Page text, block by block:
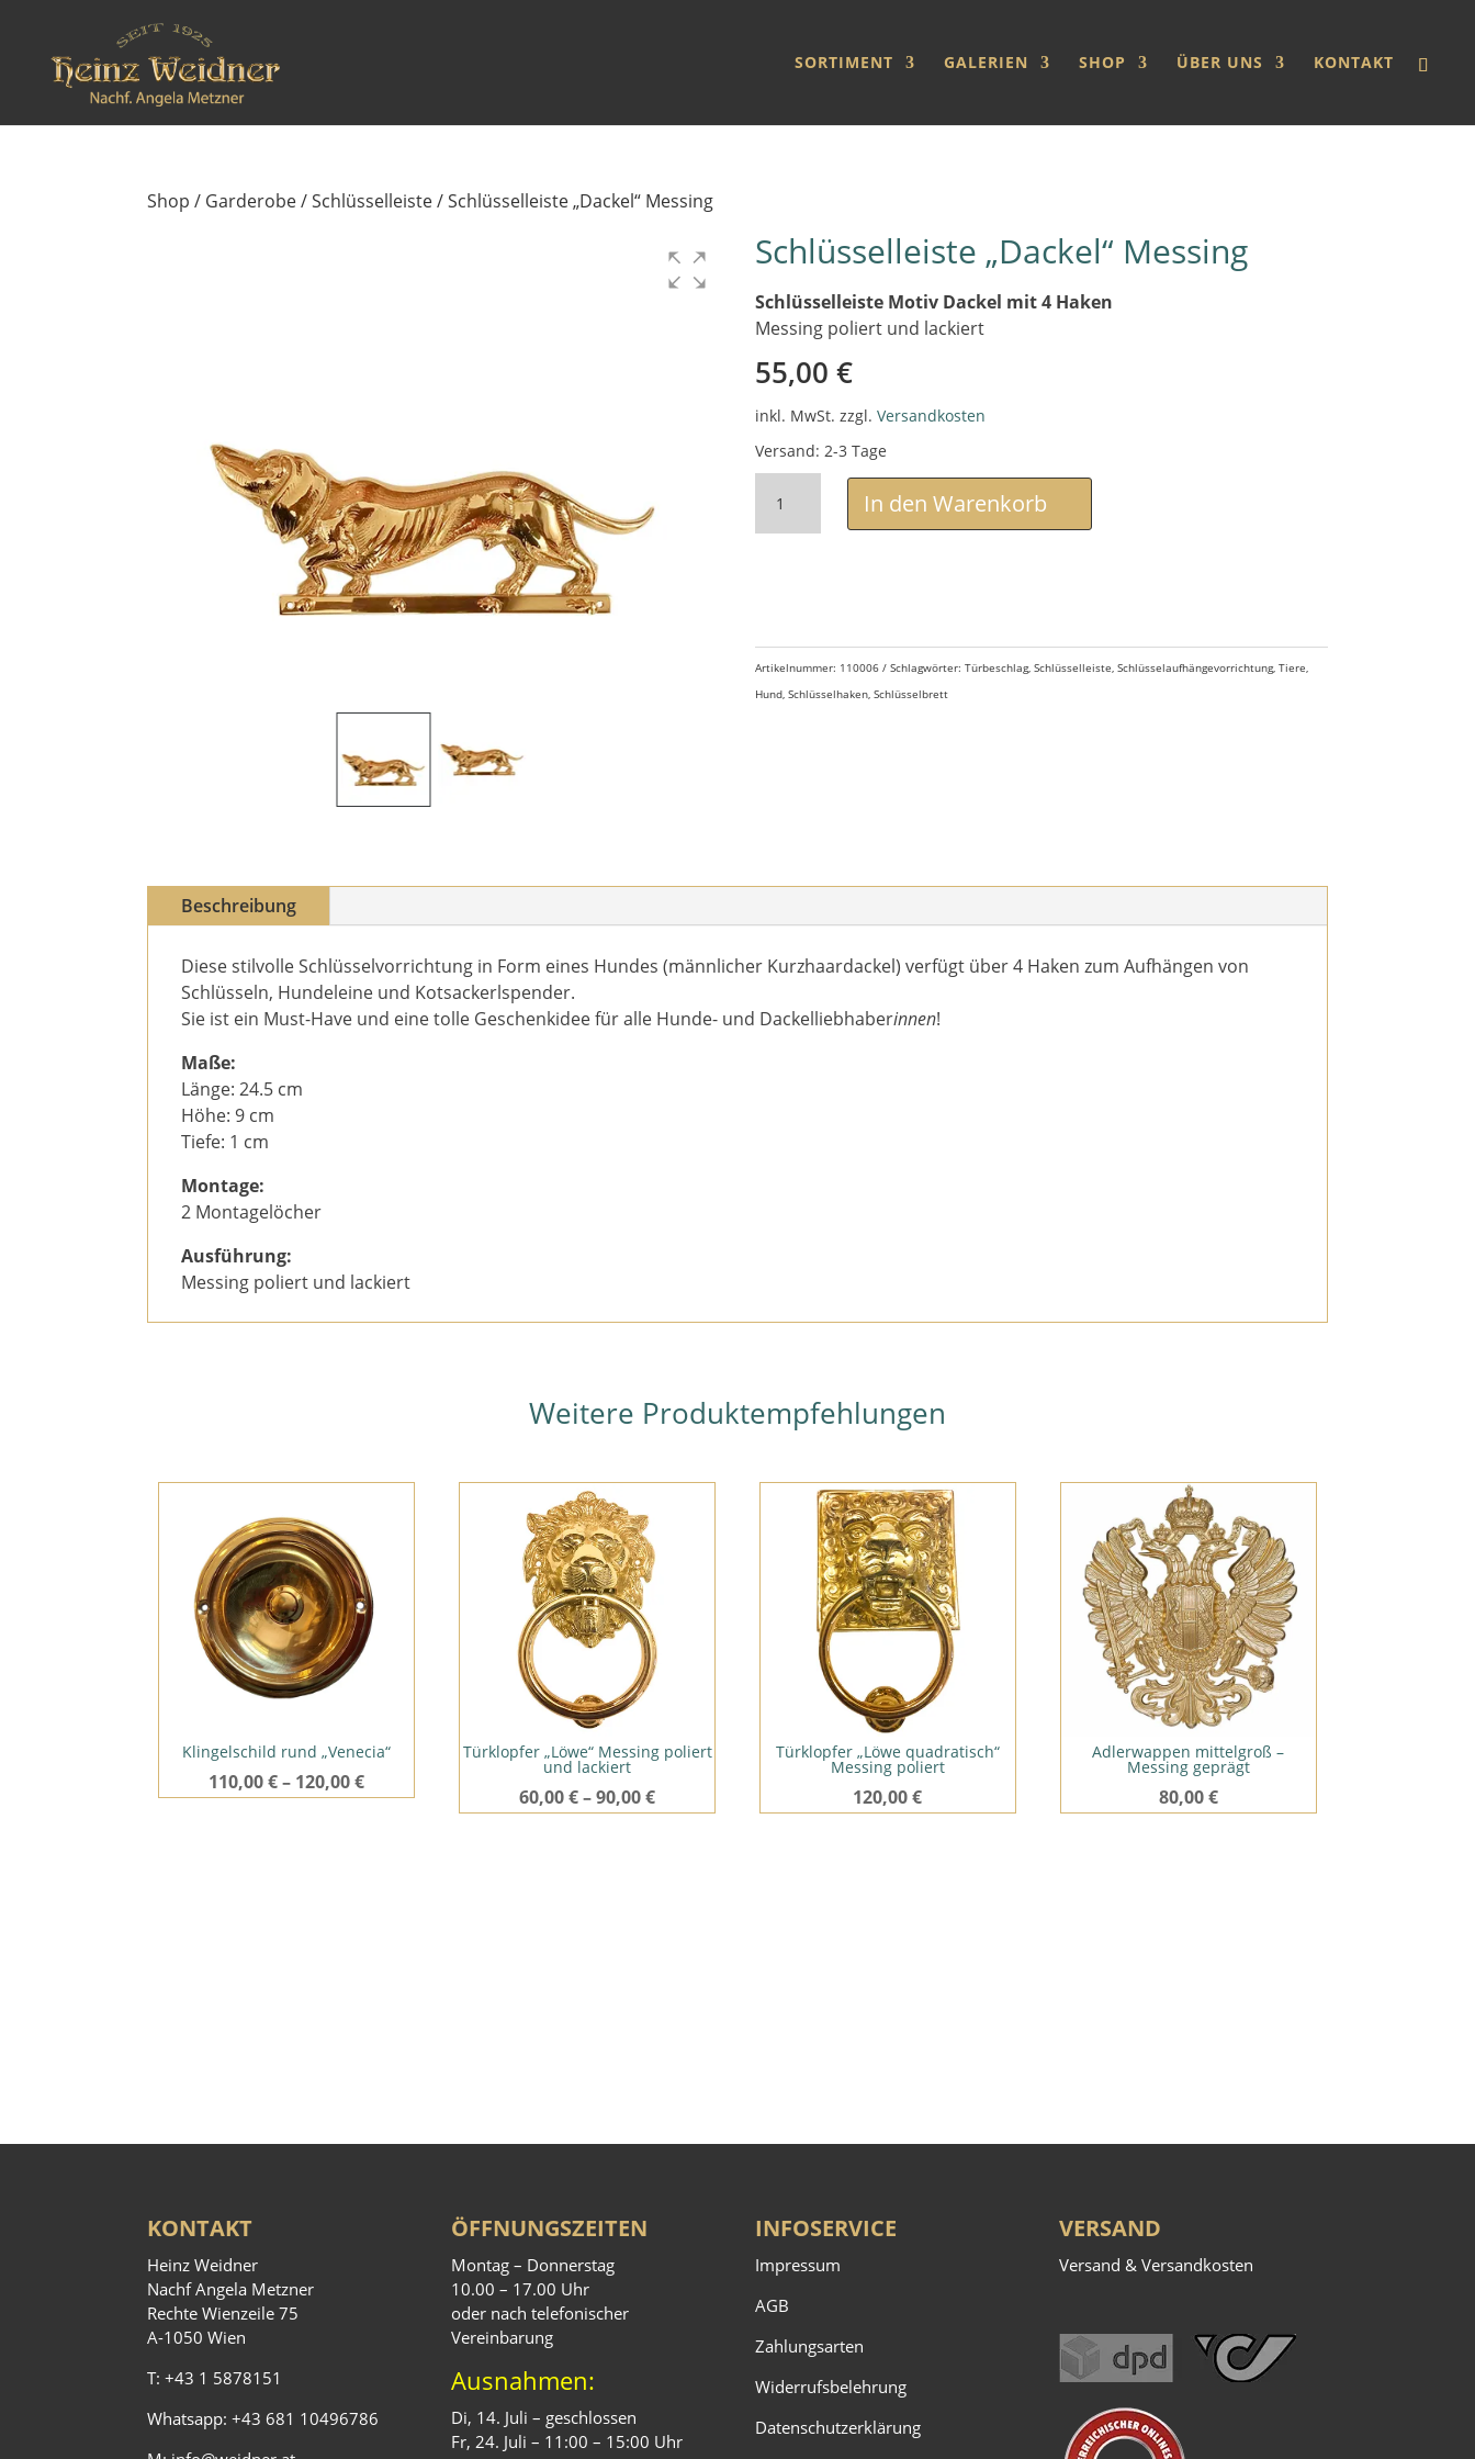
SORTIMENT GALERIEN SHOP ÜBER UNS KONTAKT
Shop / Garderobe/Schlüsselleiste/ Schlüsselleiste „Dackel“ Messing
Schlüsselleiste „Dackel“ Messing
Schlüsselleiste Motiv Dackel mit 4 Haken
Messing poliert und lackiert
55,00€
inkl. MwSt. zzgl.Versandkosten
Versand: 2-3 Tage
Schlüsselleiste
Messing In den Warenkorb
Artikelnummer: 110006 Schlagwörter:Türbeschlag,Schlüsselleiste ,Schlüsselaufhängevorrichtung,Tiere
Hund ,Schlüsselhaken ,Schlüsselbrett
Beschreibung
Diese stilvolle Schlüsselvorrichtung in Form eines Hundes (männlicher Kurzhaardackel) verfügt über 4 Haken zum Aufhängen von
Schlüsseln, Hundeleine und Kotsackerlspender.
Sie ist ein Must-Have und eine tolle Geschenkidee für alle Hunde- und Dackelliebhaberinnen!
Maße:
Länge: 24.5 cm
Höhe: 9 cm
Tiefe: 1 cm
Montage:
2 Montagelöcher
Ausführung:
Messing poliert und lackiert
Weitere Produktempfehlungen
Klingelschild rund „Venecia“
110,00€– 120,00€
Türklopfer „Löwe“ Messing poliert
und lackiert
60,00€–90,00€
Türklopfer „Löwe quadratisch“
Messing poliert
120,00€
Adlerwappen mittelgroß –
Messing geprägt
80,00€
KONTAKT
Heinz Weidner
Nachf Angela Metzner
Rechte Wienzeile 75
A-1050 Wien
T:+43 1 5878151
Whatsapp:+43 681 10496786
ÖFFNUNGSZEITEN
Montag – Donnerstag
10.00 – 17.00 Uhr
oder nach telefonischer
Vereinbarung
Ausnahmen:
Di, 14. Juli – geschlossen
Fr, 24. Juli – 11:00 – 15:00 Uhr
INFOSERVICE
Impressum
AGB
Zahlungsarten
Widerrufsbelehrung
Datenschutzerklärung
VERSAND
Versand & Versandkosten